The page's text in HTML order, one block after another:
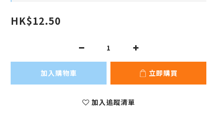
HK$12.50
加入購物車 立即購買
加入追蹤清單